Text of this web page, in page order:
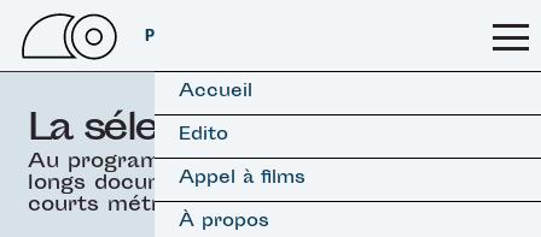
PSSFF 2026
Accueil
Edito
Appel à films
À propos
La sélection officielle
Au programme, 19 films
longs documentaires &
courts métrages.